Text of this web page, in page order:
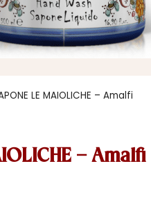
LE MAIOLICHE – Amalfi
– Amalfi